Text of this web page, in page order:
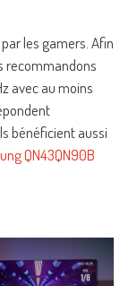
les gamers. Afin
recommandons
avec au moins
bénéficient aussi
QN43QN90B